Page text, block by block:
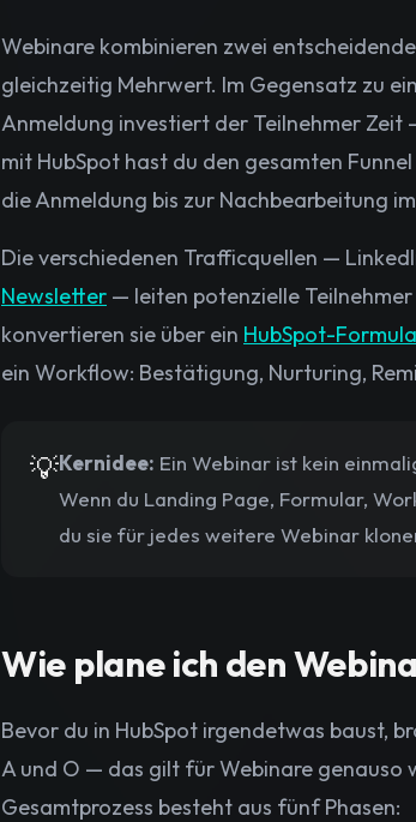
Webinare kombinieren zwei
gleichzeitig Mehrwert. Im Gegensatz zu
Anmeldung investiert der Teilnehmer Zeit
mit HubSpot hast du den gesamten
die Anmeldung bis zur Nachbearbeitung im
Die verschiedenen Trafficquellen —
Newsletter — leiten potenzielle
konvertieren sie über ein HubSpot-
ein Workflow: Bestätigung, Nurturing,
💡Kernidee: Ein Webinar ist kein
Wenn du Landing Page, Formular,
du sie für jedes weitere Webinar
Wie plane ich den
Bevor du in HubSpot irgendetwas baust,
A und O — das gilt für Webinare genauso
Gesamtprozess besteht aus fünf Phasen: